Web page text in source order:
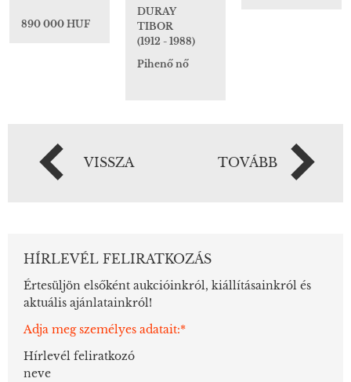
890 000 HUF
DURAY
TIBOR
(1912 - 1988)
Pihenő nő
VISSZA TOVÁBB
HÍRLEVÉL FELIRATKOZÁS
Értesüljön elsőként aukcióinkról, kiállításainkról és
aktuális ajánlatainkról!
Adja meg személyes adatait:*
Hírlevél feliratkozó
neve